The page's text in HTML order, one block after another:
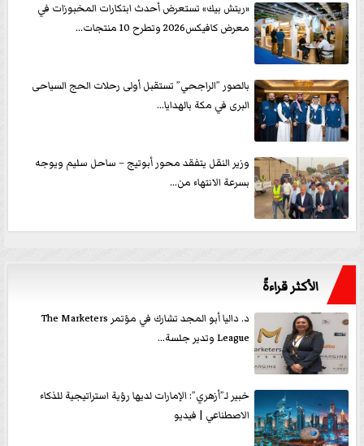
«ريتش بيك» تستعرض أحدث ابتكارات المخبوزات في
معرض كافيكس2026 وتطرح 10 منتجات...
بالصور ”الراجحي” تستقبل أولى رحلات الحج السياحى
البرى في مكة بالهدايا...
وزير النقل يتفقد محور أبوتيج – ساحل سليم ويوجه
بسرعة الانتهاء من...
الأكثر قراءةً
د. داليا أبو المجد تشارك في مؤتمر The Marketers
League وتدير جلسة...
خبير لـ”أزهري”: الإمارات لديها رؤية استراتيجية للذكاء
الاصطناعي | فيديو